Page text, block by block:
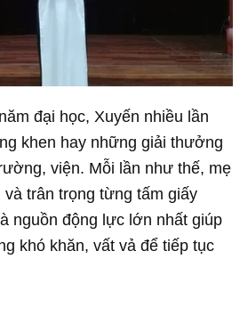
đại học, Xuyến nhiều lần
khen hay những giải thưởng
viện. Mỗi lần như thế, mẹ
trân trọng từng tấm giấy
nguồn động lực lớn nhất giúp
khó khăn, vất vả để tiếp tục